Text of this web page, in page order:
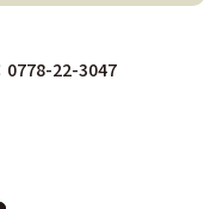
0778-22-3047